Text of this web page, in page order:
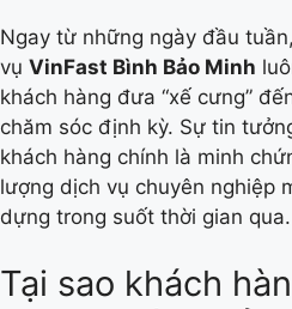
Ngay từ những ngày đầu
vụ VinFast Bình Bảo Minh
khách hàng đưa “xế cưng”
chăm sóc định kỳ. Sự tin
khách hàng chính là minh
lượng dịch vụ chuyên nghiệp
dựng trong suốt thời gian qua.
Tại sao khách